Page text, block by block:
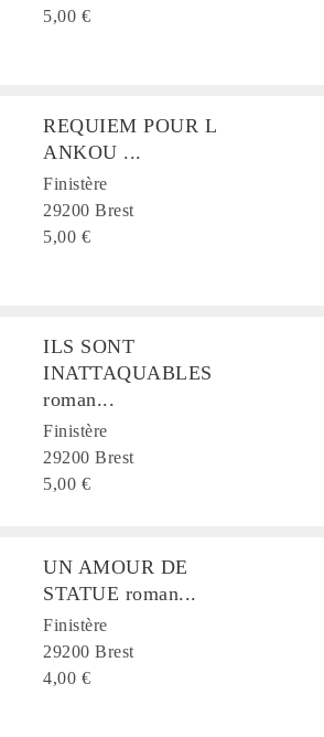
5,00 €
REQUIEM POUR L
ANKOU ...
Finistère
29200 Brest
5,00 €
ILS SONT
INATTAQUABLES
roman...
Finistère
29200 Brest
5,00 €
UN AMOUR DE
STATUE roman...
Finistère
29200 Brest
4,00 €